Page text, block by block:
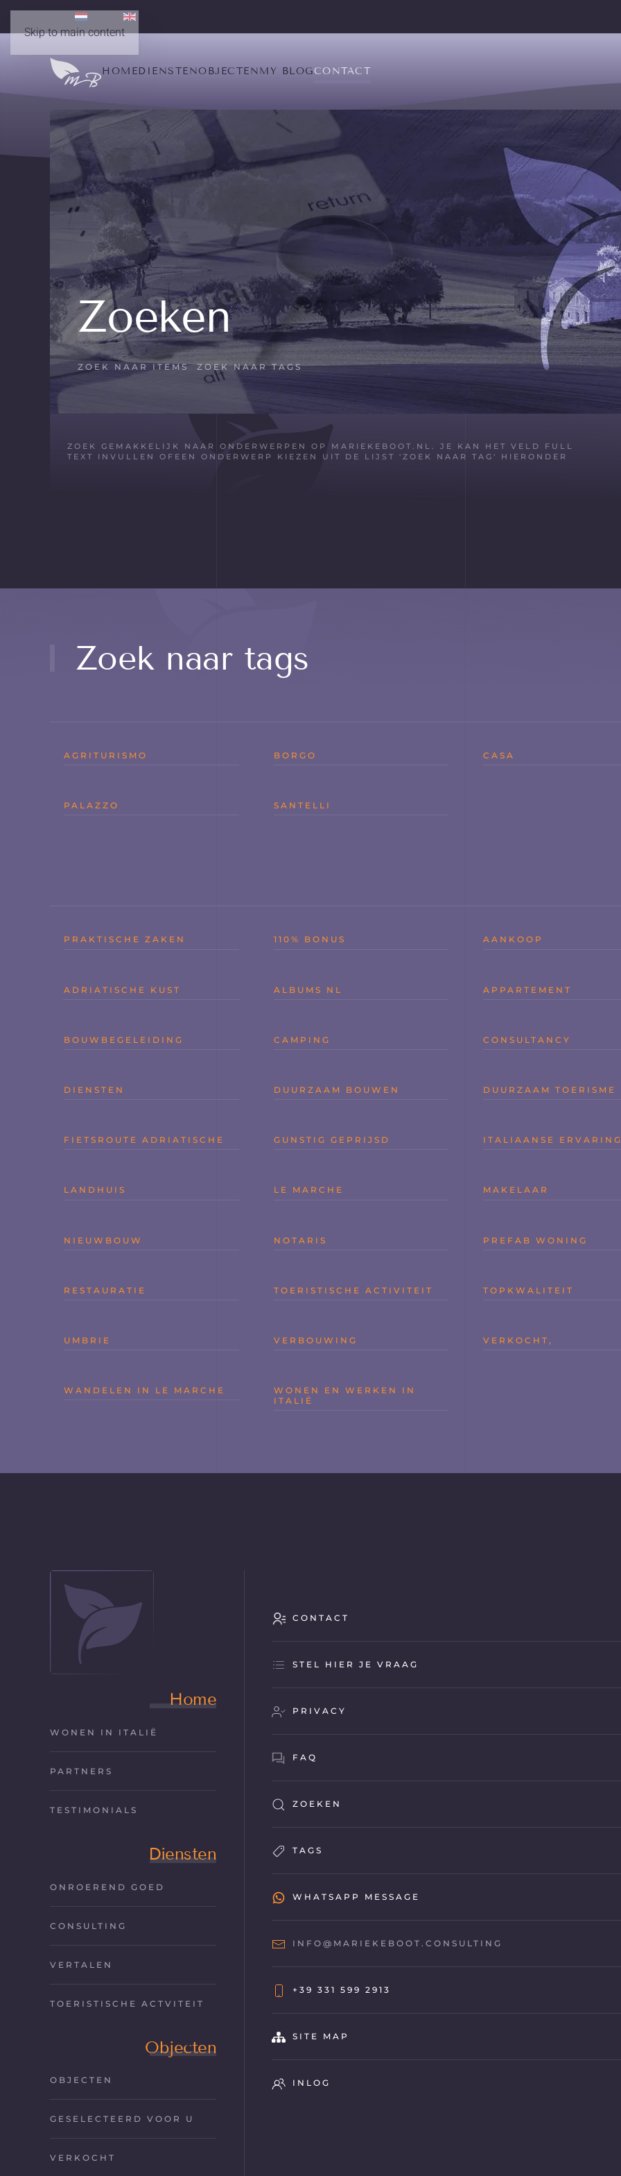
Skip to main content
HOMEDIENSTENOBJECTENMY BLOGCONTACT
Zoeken
ZOEK NAAR ITEMS ZOEK NAAR TAGS
ZOEK GEMAKKELIJK NAAR ONDERWERPEN OP MARIEKEBOOT.NL. JE KAN HET VELD FULL
TEXT INVULLEN OFEEN ONDERWERP KIEZEN UIT DE LIJST 'ZOEK NAAR TAG' HIERONDER
Zoek naar tags
AGRITURISMO BORGO CASA
PALAZZO SANTELLI
PRAKTISCHE ZAKEN 110% BONUS AANKOOP
ADRIATISCHE KUST ALBUMS NL APPARTEMENT
BOUWBEGELEIDING CAMPING CONSULTANCY
DIENSTEN DUURZAAM BOUWEN DUURZAAM TOERISME
FIETSROUTE ADRIATISCHE GUNSTIG GEPRIJSD ITALIAANSE
LANDHUIS LE MARCHE MAKELAAR
NIEUWBOUW NOTARIS PREFAB WONING
RESTAURATIE TOERISTISCHE ACTIVITEIT TOPKWALITEIT
UMBRIE VERBOUWING VERKOCHT,
WANDELEN IN LE MARCHE
WONEN EN WERKEN IN
ITALIË
Home
WONEN IN ITALIË
PARTNERS
TESTIMONIALS
Diensten
ONROEREND GOED
CONSULTING
VERTALEN
TOERISTISCHE ACTVITEIT
Objecten
OBJECTEN
GESELECTEERD VOOR U
VERKOCHT
CONTACT
STEL HIER JE VRAAG
PRIVACY
FAQ
ZOEKEN
TAGS
WHATSAPP MESSAGE
INFO@MARIEKEBOOT.CONSULTING
+39 331 599 2913
SITE MAP
INLOG